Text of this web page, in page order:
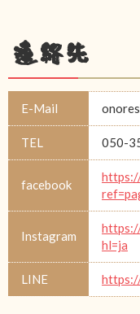
連絡先
E-Mail
TEL 050-
facebook
Instagram
hl=ja
LINE